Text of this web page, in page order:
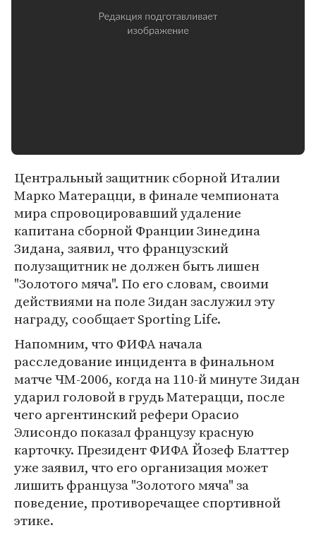
Центральный защитник сборной Италии
Марко Матерацци, в финале чемпионата
мира спровоцировавший удаление
капитана сборной Франции Зинедина
Зидана, заявил, что французский
полузащитник не должен быть лишен
"Золотого мяча". По его словам, своими
действиями на поле Зидан заслужил эту
награду, сообщает Sporting Life.
Напомним, что ФИФА начала
расследование инцидента в финальном
матче ЧМ-2006, когда на 110-й минуте Зидан
ударил головой в грудь Матерацци, после
чего аргентинский рефери Орасио
Элисондо показал французу красную
карточку. Президент ФИФА Йозеф Блаттер
уже заявил, что его организация может
лишить француза "Золотого мяча" за
поведение, противоречащее спортивной
этике.